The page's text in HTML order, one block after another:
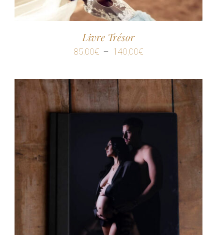
Livre Trésor
85,00€ – 140,00€
prix :
à